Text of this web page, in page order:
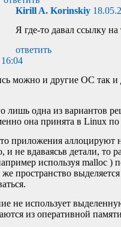
Kirill A. Korinskiy
Я где-то давал ссылку
ответить
можно и другие ОС так
лишь одна из вариантов
она принята в Linux
приложения
и не вдаваясьв детали, то
используя malloc )
пространство
не использует
из оперативной